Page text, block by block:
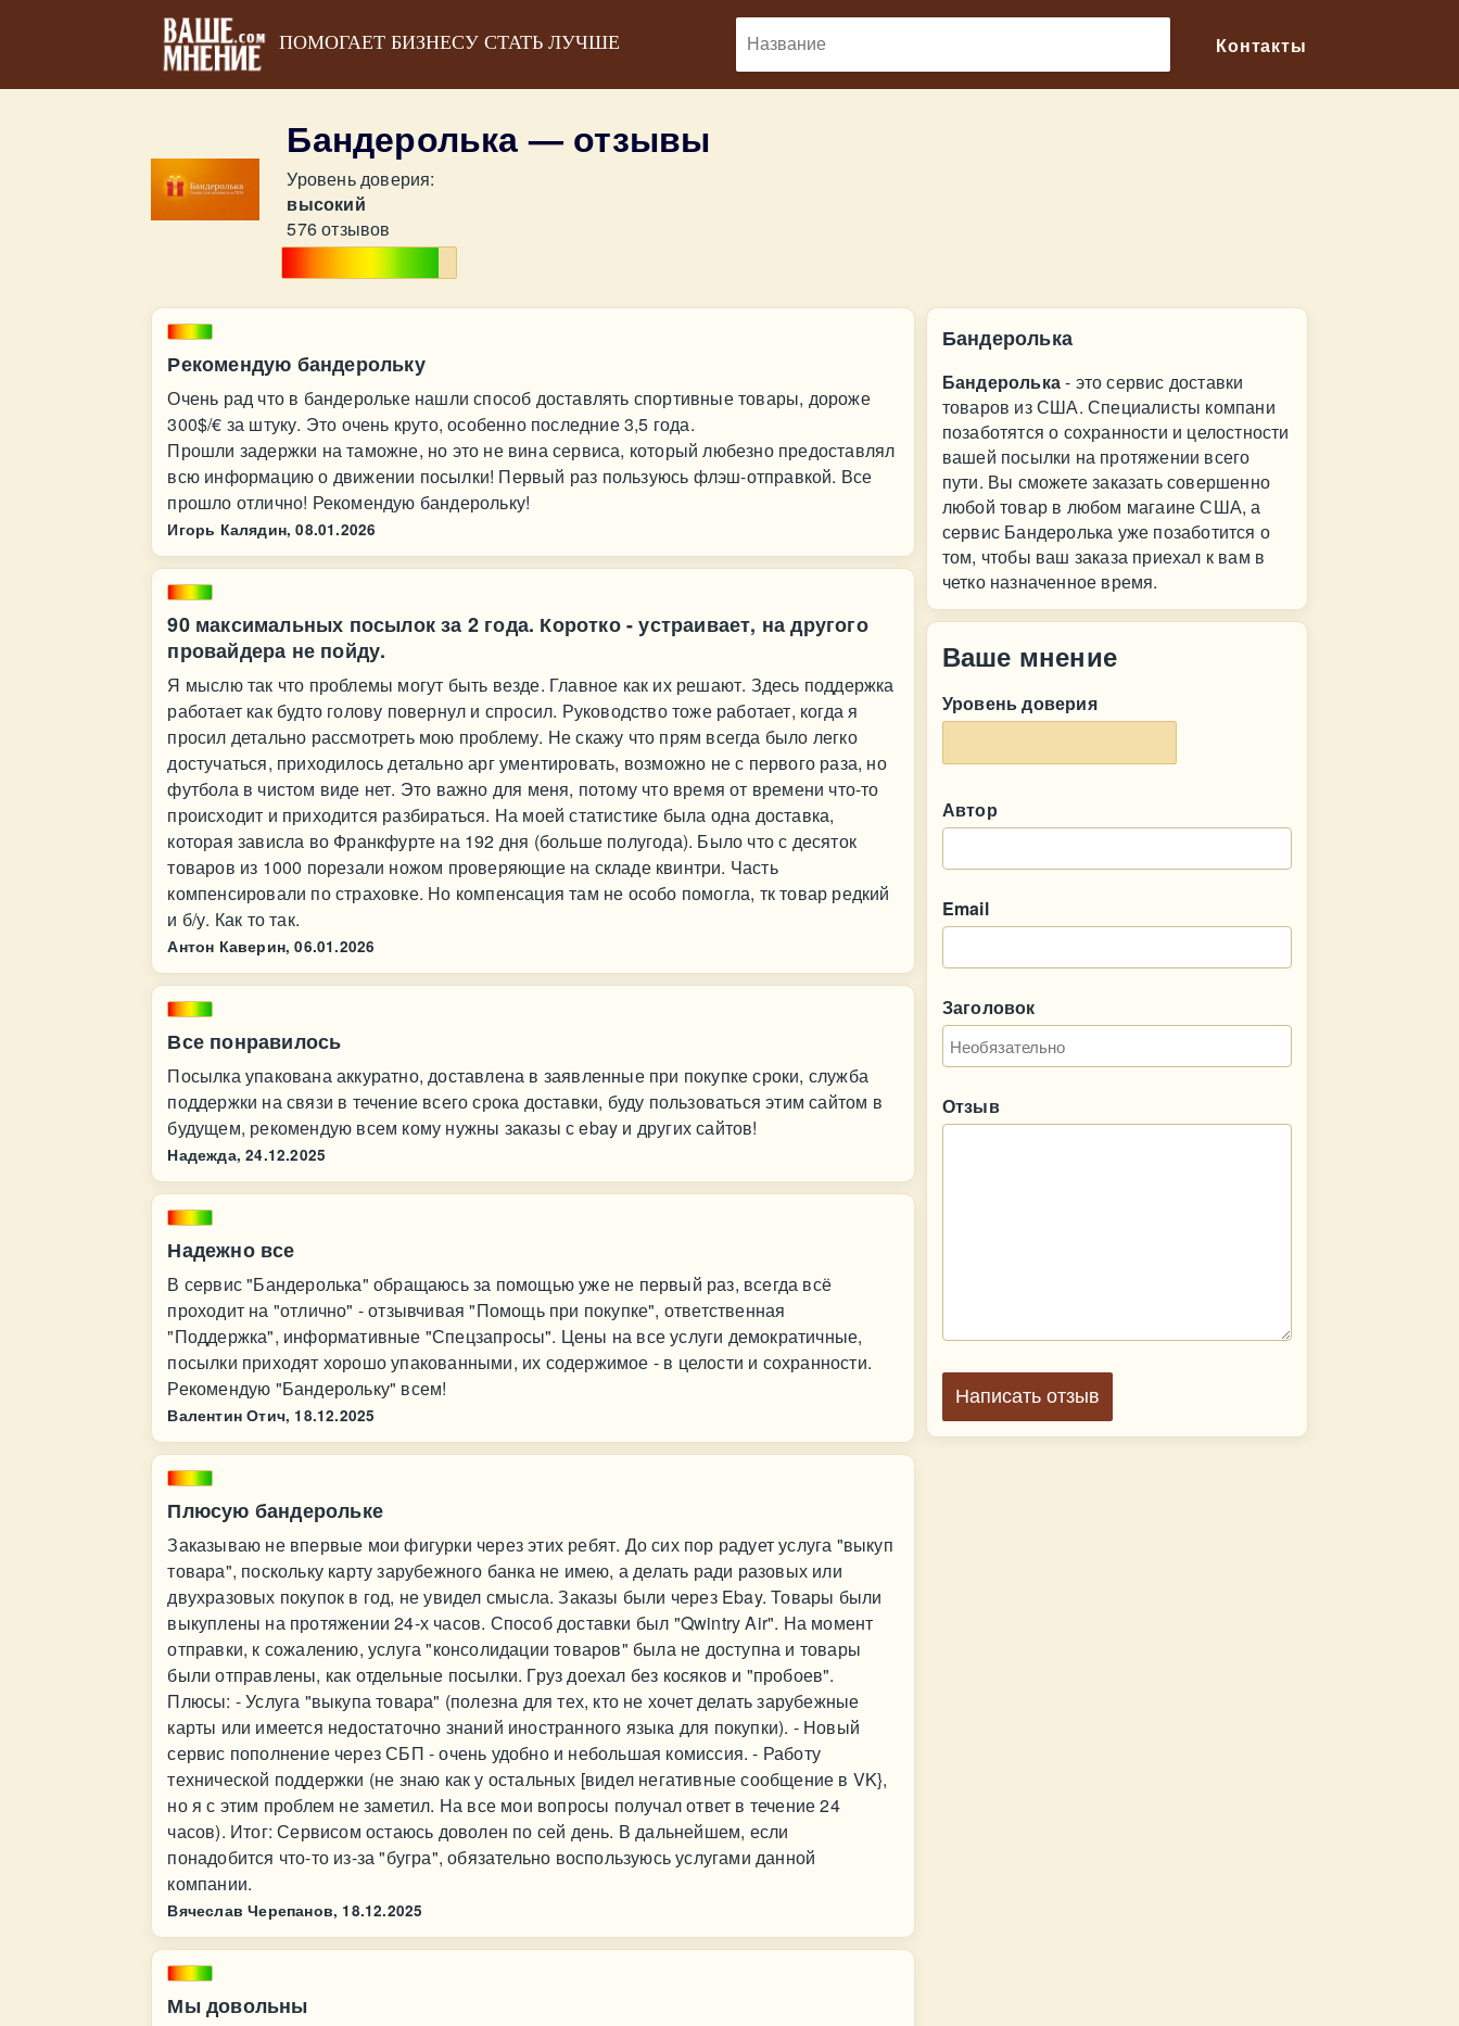
ПОМОГАЕТ БИЗНЕСУ СТАТЬ ЛУЧШЕ Контакты
Бандеролька — отзывы
Уровень доверия:
высокий
576 отзывов
Рекомендую бандерольку
Очень рад что в бандерольке нашли способ доставлять спортивные товары, дороже
300$/€ за штуку. Это очень круто, особенно последние 3,5 года.
Прошли задержки на таможне, но это не вина сервиса, который любезно предоставлял
всю информацию о движении посылки! Первый раз пользуюсь флэш-отправкой. Все
прошло отлично! Рекомендую бандерольку!
Игорь Калядин, 08.01.2026
90 максимальных посылок за 2 года. Коротко - устраивает, на другого
провайдера не пойду.
Я мыслю так что проблемы могут быть везде. Главное как их решают. Здесь поддержка
работает как будто голову повернул и спросил. Руководство тоже работает, когда я
просил детально рассмотреть мою проблему. Не скажу что прям всегда было легко
достучаться, приходилось детально арг ументировать, возможно не с первого раза, но
футбола в чистом виде нет. Это важно для меня, потому что время от времени что-то
происходит и приходится разбираться. На моей статистике была одна доставка,
которая зависла во Франкфурте на 192 дня (больше полугода). Было что с десяток
товаров из 1000 порезали ножом проверяющие на складе квинтри. Часть
компенсировали по страховке. Но компенсация там не особо помогла, тк товар редкий
и б/у. Как то так.
Антон Каверин, 06.01.2026
Все понравилось
Посылка упакована аккуратно, доставлена в заявленные при покупке сроки, служба
поддержки на связи в течение всего срока доставки, буду пользоваться этим сайтом в
будущем, рекомендую всем кому нужны заказы с ebay и других сайтов!
Надежда, 24.12.2025
Надежно все
В сервис "Бандеролька" обращаюсь за помощью уже не первый раз, всегда всё
проходит на "отлично" - отзывчивая "Помощь при покупке", ответственная
"Поддержка", информативные "Спецзапросы". Цены на все услуги демократичные,
посылки приходят хорошо упакованными, их содержимое - в целости и сохранности.
Рекомендую "Бандерольку" всем!
Валентин Отич, 18.12.2025
Плюсую бандерольке
Заказываю не впервые мои фигурки через этих ребят. До сих пор радует услуга "выкуп
товара", поскольку карту зарубежного банка не имею, а делать ради разовых или
двухразовых покупок в год, не увидел смысла. Заказы были через Ebay. Товары были
выкуплены на протяжении 24-х часов. Способ доставки был "Qwintry Air". На момент
отправки, к сожалению, услуга "консолидации товаров" была не доступна и товары
были отправлены, как отдельные посылки. Груз доехал без косяков и "пробоев".
Плюсы: - Услуга "выкупа товара" (полезна для тех, кто не хочет делать зарубежные
карты или имеется недостаточно знаний иностранного языка для покупки). - Новый
сервис пополнение через СБП - очень удобно и небольшая комиссия. - Работу
технической поддержки (не знаю как у остальных [видел негативные сообщение в VK},
но я с этим проблем не заметил. На все мои вопросы получал ответ в течение 24
часов). Итог: Сервисом остаюсь доволен по сей день. В дальнейшем, если
понадобится что-то из-за "бугра", обязательно воспользуюсь услугами данной
компании.
Вячеслав Черепанов, 18.12.2025
Мы довольны
Бандеролька
Бандеролька- это сервис доставки
товаров из США. Специалисты компани
позаботятся о сохранности и целостности
вашей посылки на протяжении всего
пути. Вы сможете заказать совершенно
любой товар в любом магаине США, а
сервис Бандеролька уже позаботится о
том, чтобы ваш заказа приехал к вам в
четко назначенное время.
Ваше мнение
Уровень доверия
Автор
Email
Заголовок
Отзыв
Написать отзыв